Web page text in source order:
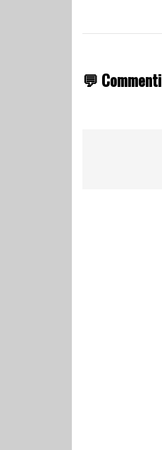
💬 Commenti